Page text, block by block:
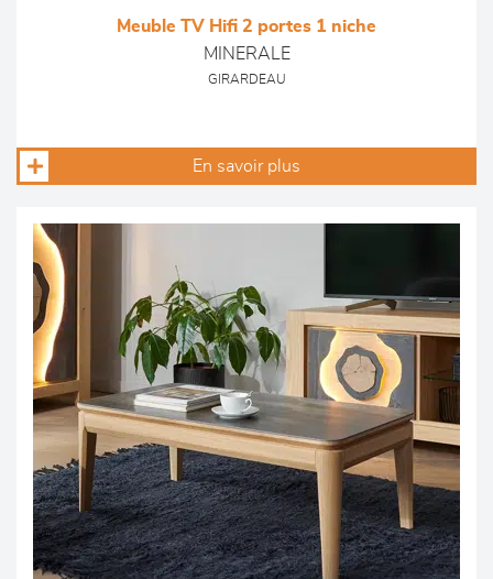
Meuble TV Hifi 2 portes 1 niche
MINERALE
GIRARDEAU
En savoir plus